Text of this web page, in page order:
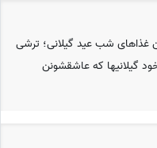
غذاهای شب عید گیلانی؛ ترشی
گیلانیها که عاشقشونن